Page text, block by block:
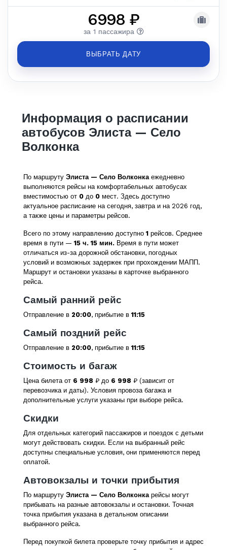
6998 ₽
за 1 пассажира
ВЫБРАТЬ ДАТУ
Информация о расписании
автобусов Элиста — Село
Волконка
По маршруту Элиста — Село Волконкаежедневно
выполняются рейсы на комфортабельных автобусах
вместимостью от 0 до 0 мест. Здесь доступно
актуальное расписание на сегодня, завтра и на 2026 год,
а также цены и параметры рейсов.
Всего по этому направлению доступно1 рейсов. Среднее
время в пути —15 ч. 15 мин. Время в пути может
отличаться из-за дорожной обстановки, погодных
условий и возможных задержек при прохождении МАПП.
Маршрут и остановки указаны в карточке выбранного
рейса.
Самый ранний рейс
Отправление в 20:00, прибытие в11:15
Самый поздний рейс
Отправление в 20:00, прибытие в11:15
Стоимость и багаж
Цена билета от 6 998 ₽ до 6 998 ₽ (зависит от
перевозчика и даты). Условия провоза багажа и
дополнительные услуги указаны при выборе рейса.
Скидки
Для отдельных категорий пассажиров и поездок с детьми
могут действовать скидки. Если на выбранный рейс
доступны специальные условия, они применяются перед
оплатой.
Автовокзалы и точки прибытия
По маршруту Элиста — Село Волконкарейсы могут
прибывать на разные автовокзалы и остановки. Точная
точка прибытия указана в детальном описании
выбранного рейса.
Перед покупкой билета проверьте точку прибытия и адрес